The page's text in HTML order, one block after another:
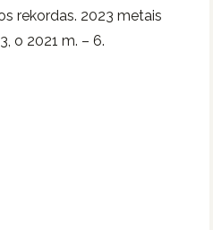
rekordas. 2023 metais
o 2021 m. – 6.